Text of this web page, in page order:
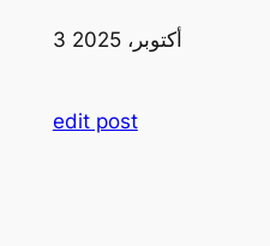
3 أكتوبر، 2025
edit post